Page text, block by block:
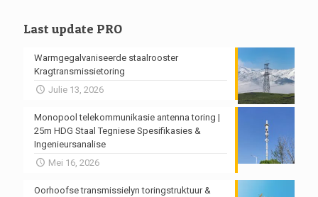
Last update PRO
Warmgegalvaniseerde staalrooster
Kragtransmissietoring
Julie 13, 2026
Monopool telekommunikasie antenna toring |
25m HDG Staal Tegniese Spesifikasies &
Ingenieursanalise
Mei 16, 2026
Oorhoofse transmissielyn toringstruktuur &